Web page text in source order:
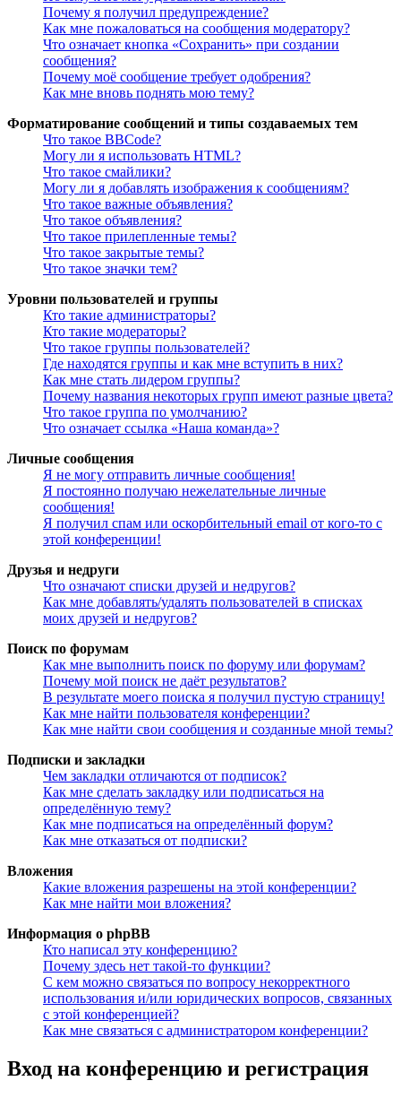
Почему я получил предупреждение?
Как мне пожаловаться на сообщения модератору?
Что означает кнопка «Сохранить» при создании
сообщения?
Почему моё сообщение требует одобрения?
Как мне вновь поднять мою тему?
Форматирование сообщений и типы создаваемых тем
Что такое BBCode?
Могу ли я использовать HTML?
Что такое смайлики?
Могу ли я добавлять изображения к сообщениям?
Что такое важные объявления?
Что такое объявления?
Что такое прилепленные темы?
Что такое закрытые темы?
Что такое значки тем?
Уровни пользователей и группы
Кто такие администраторы?
Кто такие модераторы?
Что такое группы пользователей?
Где находятся группы и как мне вступить в них?
Как мне стать лидером группы?
Почему названия некоторых групп имеют разные цвета?
Что такое группа по умолчанию?
Что означает ссылка «Наша команда»?
Личные сообщения
Я не могу отправить личные сообщения!
Я постоянно получаю нежелательные личные
сообщения!
Я получил спам или оскорбительный email от кого-то с
этой конференции!
Друзья и недруги
Что означают списки друзей и недругов?
Как мне добавлять/удалять пользователей в списках
моих друзей и недругов?
Поиск по форумам
Как мне выполнить поиск по форуму или форумам?
Почему мой поиск не даёт результатов?
В результате моего поиска я получил пустую страницу!
Как мне найти пользователя конференции?
Как мне найти свои сообщения и созданные мной темы?
Подписки и закладки
Чем закладки отличаются от подписок?
Как мне сделать закладку или подписаться на
определённую тему?
Как мне подписаться на определённый форум?
Как мне отказаться от подписки?
Вложения
Какие вложения разрешены на этой конференции?
Как мне найти мои вложения?
Информация о phpBB
Кто написал эту конференцию?
Почему здесь нет такой-то функции?
С кем можно связаться по вопросу некорректного
использования и/или юридических вопросов, связанных
с этой конференцией?
Как мне связаться с администратором конференции?
Вход на конференцию и регистрация